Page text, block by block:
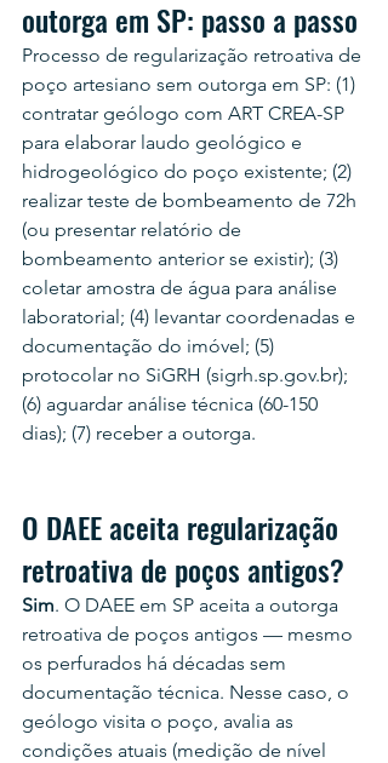
outorga em SP: passo a passo
Processo de regularização retroativa de
poço artesiano sem outorga em SP: (1)
contratar geólogo com ART CREA-SP
para elaborar laudo geológico e
hidrogeológico do poço existente; (2)
realizar teste de bombeamento de 72h
(ou presentar relatório de
bombeamento anterior se existir); (3)
coletar amostra de água para análise
laboratorial; (4) levantar coordenadas e
documentação do imóvel; (5)
protocolar no SiGRH (sigrh.sp.gov.br);
(6) aguardar análise técnica (60-150
dias); (7) receber a outorga.
O DAEE aceita regularização
retroativa de poços antigos?
Sim. O DAEE em SP aceita a outorga
retroativa de poços antigos — mesmo
os perfurados há décadas sem
documentação técnica. Nesse caso, o
geólogo visita o poço, avalia as
condições atuais (medição de nível